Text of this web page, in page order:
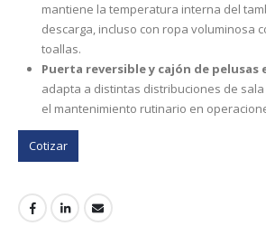
mantiene la temperatura interna del
descarga, incluso con ropa voluminosa
toallas.
Puerta reversible y cajón de pelusas
adapta a distintas distribuciones de
el mantenimiento rutinario en
Cotizar